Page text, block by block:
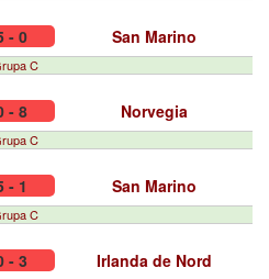
- 0 San Marino
C
- 8 Norvegia
C
- 1 San Marino
C
- 3 Irlanda de Nord